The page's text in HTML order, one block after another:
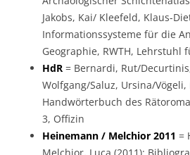
Jakobs, Kai/ Kleefeld, Klaus-
Informationssysteme für die
Geographie, RWTH, Lehrstuhl
HdR = Bernardi, Rut/
Wolfgang/Saluz, Ursina/Vögeli,
Handwörterbuch des
3, Offizin
Heinemann / Melchior 2011 =